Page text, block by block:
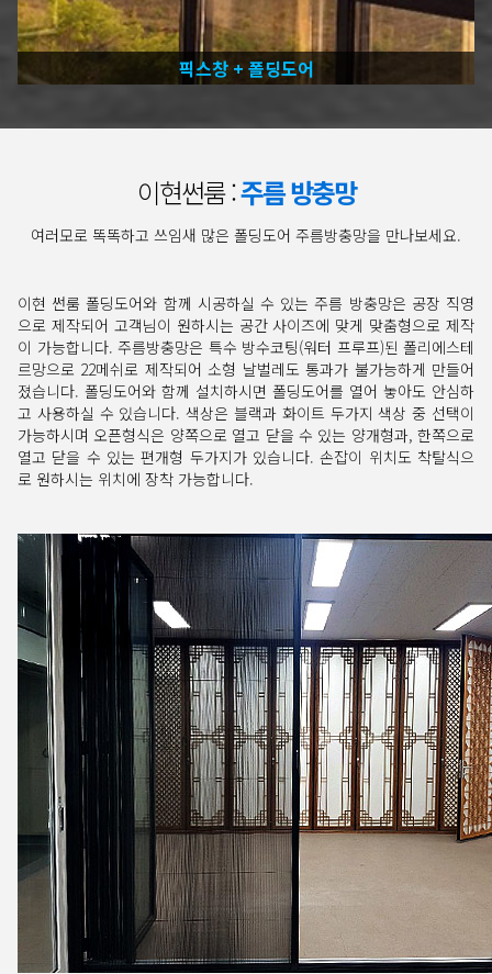
픽스창 + 폴딩도어
이현썬룸 :주름 방충망
여러모로 똑똑하고 쓰임새 많은 폴딩도어 주름방충망을 만나보세요.
이현 썬룸 폴딩도어와 함께 시공하실 수 있는 주름 방충망은 공장 직영
으로 제작되어 고객님이 원하시는 공간 사이즈에 맞게 맞춤형으로 제작
이 가능합니다. 주름방충망은 특수 방수코팅(워터 프루프)된 폴리에스테
르망으로 22메쉬로 제작되어 소형 날벌레도 통과가 불가능하게 만들어
졌습니다. 폴딩도어와 함께 설치하시면 폴딩도어를 열어 놓아도 안심하
고 사용하실 수 있습니다. 색상은 블랙과 화이트 두가지 색상 중 선택이
가능하시며 오픈형식은 양쪽으로 열고 닫을 수 있는 양개형과, 한쪽으로
열고 닫을 수 있는 편개형 두가지가 있습니다. 손잡이 위치도 착탈식으
로 원하시는 위치에 장착 가능합니다.